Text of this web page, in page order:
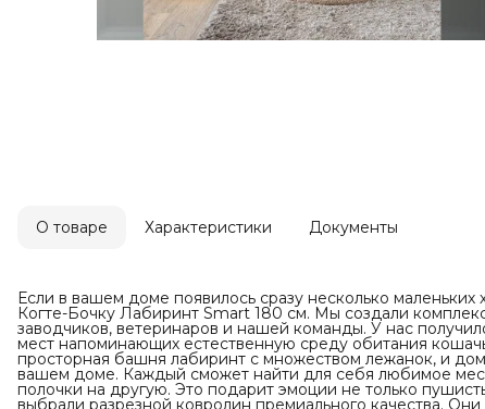
О товаре Характеристики Документы
Если в вашем доме появилось сразу несколько
Когте-Бочку Лабиринт Smart 180 см. Мы создали
заводчиков, ветеринаров и нашей команды. У нас
мест напоминающих естественную среду обитания
просторная башня лабиринт с множеством лежанок, и
вашем доме. Каждый сможет найти для себя любимое
полочки на другую. Это подарит эмоции не только
выбрали разрезной ковролин премиального качества.